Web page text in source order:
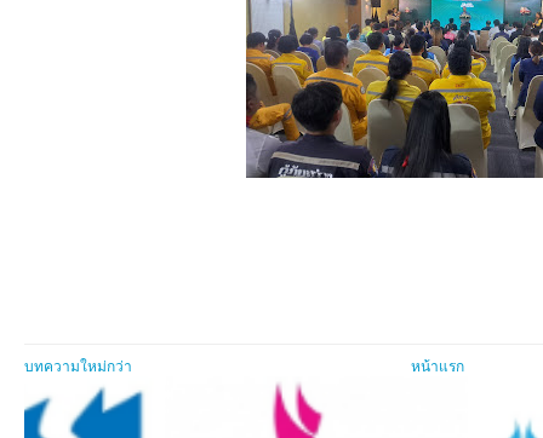
บทความใหม่กว่า หน้าแรก